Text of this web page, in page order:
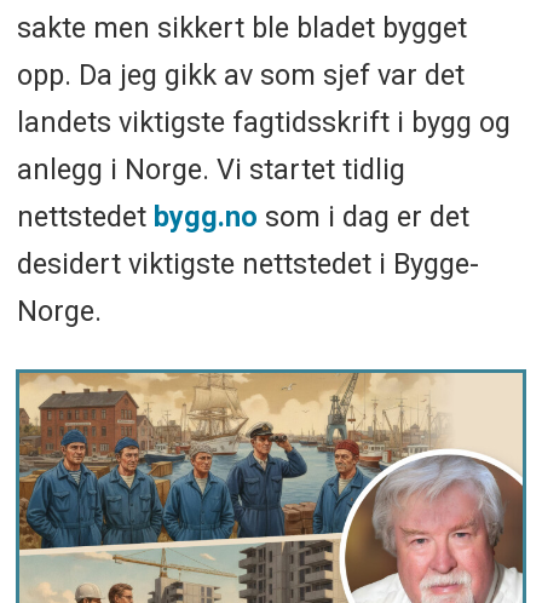
sakte men sikkert ble bladet bygget
opp. Da jeg gikk av som sjef var det
landets viktigste fagtidsskrift i bygg og
anlegg i Norge. Vi startet tidlig
nettstedet bygg.no som i dag er det
desidert viktigste nettstedet i Bygge-
Norge.